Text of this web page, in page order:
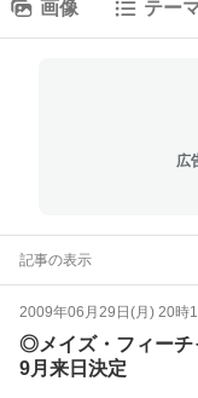
画像 テー
広
記事の表示
2009年06月29日(月) 20時
◎メイズ・フィーチ
9月来日決定